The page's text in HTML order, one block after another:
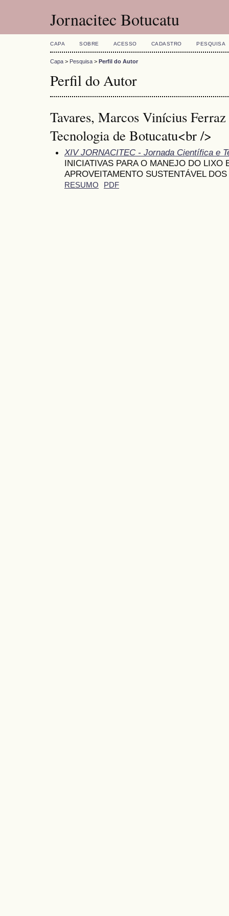
Jornacitec Botucatu
CAPA SOBRE ACESSO CADASTRO PESQUISA
Capa > Pesquisa > Perfil do Autor
Perfil do Autor
Tavares, Marcos Vinícius
Tecnologia de Botucatu<br />
XIV JORNACITEC - Jornada Científica e
INICIATIVAS PARA O MANEJO DO LIXO
APROVEITAMENTO SUSTENTÁVEL
RESUMO PDF